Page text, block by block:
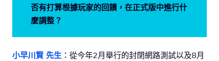
否有打算根據玩家的回饋，在正式版中進行什
麼調整？
小早川賢 先生 ：從今年2月舉行的封閉網路測試以及8月